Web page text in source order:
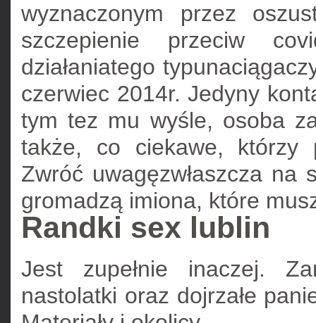
wyznaczonym przez
szczepienie przeciw
działaniatego
czerwiec 2014r. Jedyny
tym tez mu wyśle, osoba
także, co ciekawe, którzy
Zwróć uwagęzwłaszcza na
gromadzą imiona, które
Randki sex lublin
Jest zupełnie inaczej.
nastolatki oraz dojrzałe